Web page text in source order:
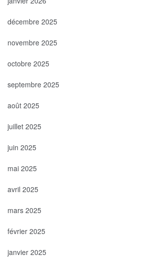
décembre 2025
novembre 2025
octobre 2025
septembre 2025
août 2025
juillet 2025
juin 2025
mai 2025
avril 2025
mars 2025
février 2025
janvier 2025